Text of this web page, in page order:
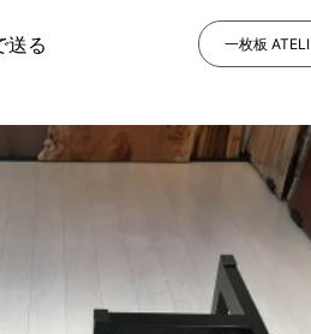
吉祥寺ギャラリー
名古屋ギャラリー
公式オンラインストア
送る 一枚板